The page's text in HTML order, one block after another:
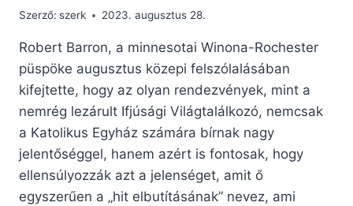
Szerző: szerk 2023. augusztus 28.
Robert Barron, a minnesotai Winona-Rochester
püspöke augusztus közepi felszólalásában
kifejtette, hogy az olyan rendezvények, mint a
nemrég lezárult Ifjúsági Világtalálkozó, nemcsak
a Katolikus Egyház számára bírnak nagy
jelentőséggel, hanem azért is fontosak, hogy
ellensúlyozzák azt a jelenséget, amit ő
egyszerűen a „hit elbutításának” nevez, ami